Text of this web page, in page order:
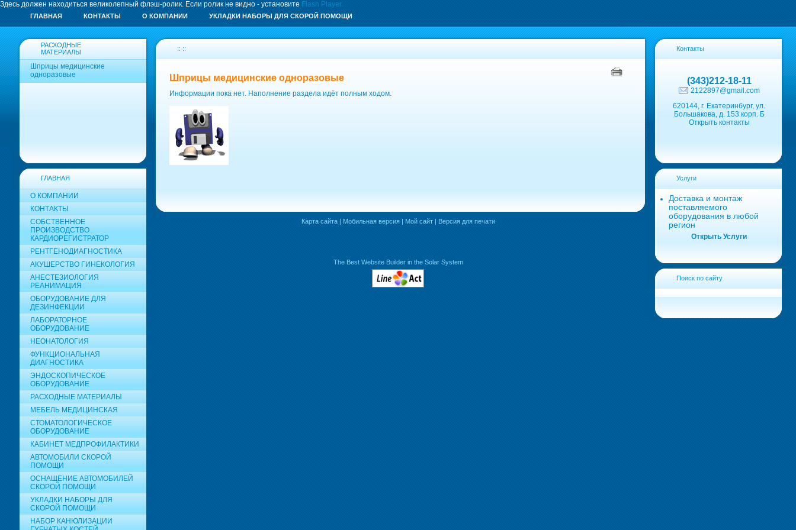
Здесь должен находиться великолепный флэш-ролик. Если ролик не видно - установите Flash Player.
ГЛАВНАЯ КОНТАКТЫ О КОМПАНИИ УКЛАДКИ НАБОРЫ ДЛЯ СКОРОЙ ПОМОЩИ
РАСХОДНЫЕ
МАТЕРИАЛЫ
Шприцы медицинские
одноразовые
ГЛАВНАЯ
О КОМПАНИИ
КОНТАКТЫ
СОБСТВЕННОЕ
ПРОИЗВОДСТВО
КАРДИОРЕГИСТРАТОР
РЕНТГЕНОДИАГНОСТИКА
АКУШЕРСТВО ГИНЕКОЛОГИЯ
АНЕСТЕЗИОЛОГИЯ
РЕАНИМАЦИЯ
ОБОРУДОВАНИЕ ДЛЯ
ДЕЗИНФЕКЦИИ
ЛАБОРАТОРНОЕ
ОБОРУДОВАНИЕ
НЕОНАТОЛОГИЯ
ФУНКЦИОНАЛЬНАЯ
ДИАГНОСТИКА
ЭНДОСКОПИЧЕСКОЕ
ОБОРУДОВАНИЕ
РАСХОДНЫЕ МАТЕРИАЛЫ
МЕБЕЛЬ МЕДИЦИНСКАЯ
СТОМАТОЛОГИЧЕСКОЕ
ОБОРУДОВАНИЕ
КАБИНЕТ МЕДПРОФИЛАКТИКИ
АВТОМОБИЛИ СКОРОЙ
ПОМОЩИ
ОСНАЩЕНИЕ АВТОМОБИЛЕЙ
СКОРОЙ ПОМОЩИ
УКЛАДКИ НАБОРЫ ДЛЯ
СКОРОЙ ПОМОЩИ
НАБОР КАНЮЛИЗАЦИИ
:: ::
Шприцы медицинские одноразовые
Информации пока нет. Наполнение раздела идёт полным ходом.
Карта сайта | Мобильная версия | Мой сайт | Версия для печати
The Best Website Builder in the Solar System
Контакты
(343)212-18-11
2122897@gmail.com
620144, г. Екатеринбург, ул.
Большакова, д. 153 корп. Б
Открыть контакты
Услуги
Доставка и монтаж
поставляемого
оборудования в любой
регион
Открыть Услуги
Поиск по сайту